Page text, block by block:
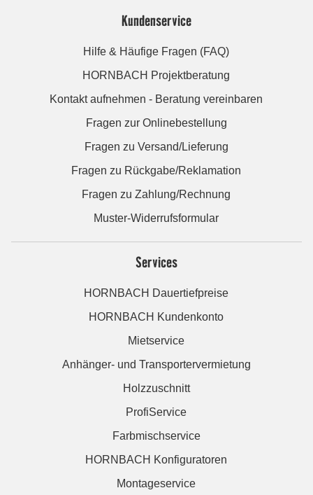
Kundenservice
Hilfe & Häufige Fragen (FAQ)
HORNBACH Projektberatung
Kontakt aufnehmen - Beratung vereinbaren
Fragen zur Onlinebestellung
Fragen zu Versand/Lieferung
Fragen zu Rückgabe/Reklamation
Fragen zu Zahlung/Rechnung
Muster-Widerrufsformular
Services
HORNBACH Dauertiefpreise
HORNBACH Kundenkonto
Mietservice
Anhänger- und Transportervermietung
Holzzuschnitt
ProfiService
Farbmischservice
HORNBACH Konfiguratoren
Montageservice